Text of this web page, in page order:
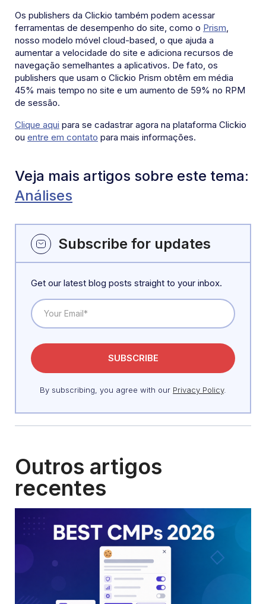
Os publishers da Clickio também podem acessar
ferramentas de desempenho do site, como o Prism,
nosso modelo móvel cloud-based, o que ajuda a
aumentar a velocidade do site e adiciona recursos de
navegação semelhantes a aplicativos. De fato, os
publishers que usam o Clickio Prism obtêm em média
45% mais tempo no site e um aumento de 59% no RPM
de sessão.
Clique aqui para se cadastrar agora na plataforma Clickio
ou entre em contato para mais informações.
Veja mais artigos sobre este tema:
Análises
Subscribe for updates
Get our latest blog posts straight to your inbox.
By subscribing, you agree with our Privacy Policy.
Outros artigos
recentes